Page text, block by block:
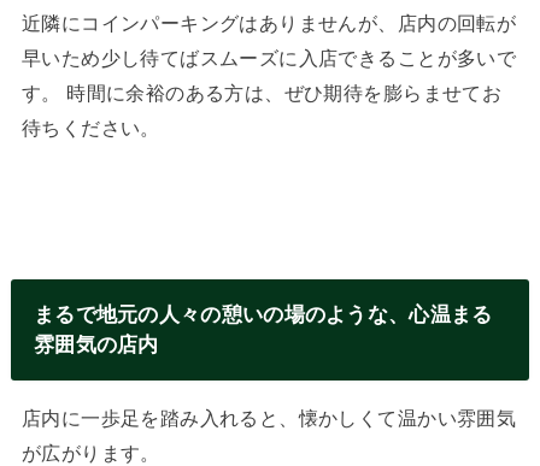
近隣にコインパーキングはありませんが、店内の回転が
早いため少し待てばスムーズに入店できることが多いで
す。 時間に余裕のある方は、ぜひ期待を膨らませてお
待ちください。
まるで地元の人々の憩いの場のような、心温まる
雰囲気の店内
店内に一歩足を踏み入れると、懐かしくて温かい雰囲気
が広がります。